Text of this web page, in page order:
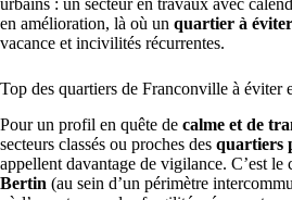
en amélioration, là où un quartier à éviter
vacance et incivilités récurrentes.
Top des quartiers de Franconville à éviter
Pour un profil en quête de calme et de
secteurs classés ou proches des quartiers
appellent davantage de vigilance. C’est le
Bertin (au sein d’un périmètre